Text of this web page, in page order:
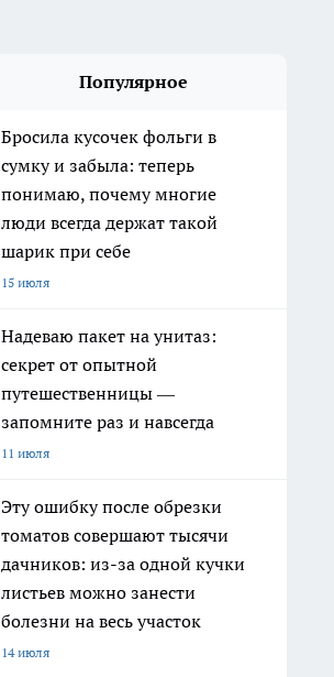
Популярное
Бросила кусочек фольги в
сумку и забыла: теперь
понимаю, почему многие
люди всегда держат такой
шарик при себе
15 июля
Надеваю пакет на унитаз:
секрет от опытной
путешественницы —
запомните раз и навсегда
11 июля
Эту ошибку после обрезки
томатов совершают тысячи
дачников: из-за одной кучки
листьев можно занести
болезни на весь участок
14 июля